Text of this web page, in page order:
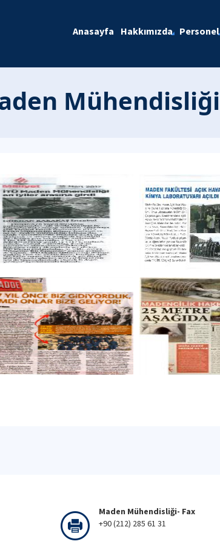
Anasayfa Hakkımızda Personel
Mühendisliği
Maden Mühendisliği- Fax
+90 (212) 285 61 31